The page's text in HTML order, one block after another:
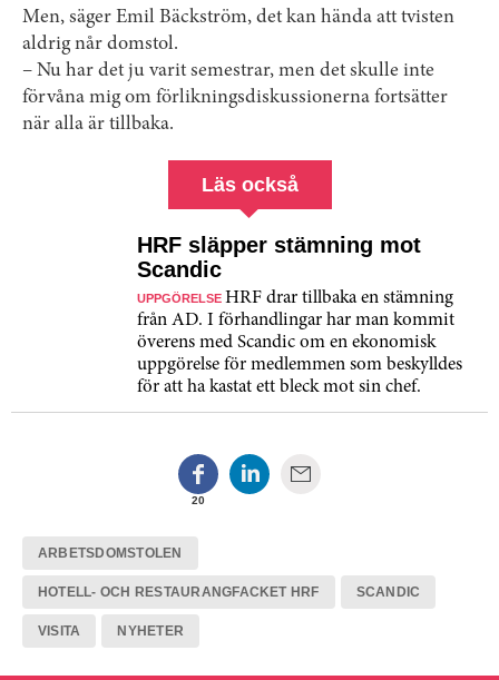
Men, säger Emil Bäckström, det kan hända att tvisten
aldrig når domstol.
– Nu har det ju varit semestrar, men det skulle inte
förvåna mig om förlikningsdiskussionerna fortsätter
när alla är tillbaka.
Läs också
HRF släpper stämning mot
Scandic
UPPGÖRELSE HRF drar tillbaka en stämning
från AD. I förhandlingar har man kommit
överens med Scandic om en ekonomisk
uppgörelse för medlemmen som beskylldes
för att ha kastat ett bleck mot sin chef.
20
ARBETSDOMSTOLEN
HOTELL- OCH RESTAURANGFACKET HRF SCANDIC
VISITA NYHETER